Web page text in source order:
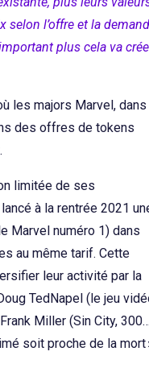
selon l’offre et la
plus cela va
les majors Marvel, dans
des offres de tokens
limitée de ses
à la rentrée 2021
Marvel numéro 1) dans
au même tarif. Cette
leur activité par la
TedNapel (le jeu
Miller (Sin City,
soit proche de la mort